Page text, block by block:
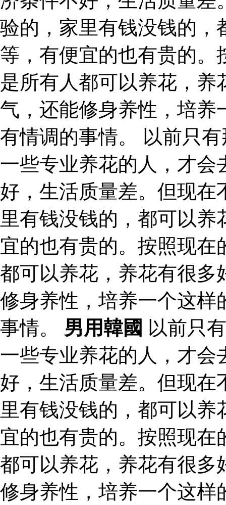
验的，家里有钱没钱的，
等，有便宜的也有贵的。
是所有人都可以养花，
气，还能修身养性，培养
有情调的事情。 以前只
一些专业养花的人，才会
好，生活质量差。但现在
里有钱没钱的，都可以
宜的也有贵的。按照现
都可以养花，养花有很多
修身养性，培养一个这样
事情。 男用韓國 以前只
一些专业养花的人，才会
好，生活质量差。但现在
里有钱没钱的，都可以
宜的也有贵的。按照现
都可以养花，养花有很多
修身养性，培养一个这样